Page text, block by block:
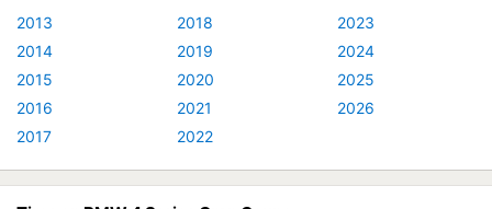
2013
2014
2015
2016
2017
2018
2019
2020
2021
2022
2023
2024
2025
2026